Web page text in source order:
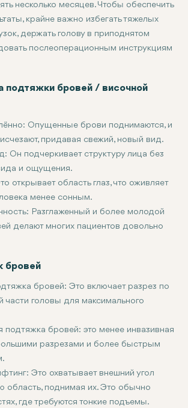
несколько месяцев. Чтобы обеспечить
крайне важно избегать тяжелых
держать голову в приподнятом
послеоперационным инструкциям
подтяжки бровей / височной
Опущенные брови поднимаются, и
придавая свежий, новый вид.
Он подчеркивает структуру лица без
и ощущения.
открывает область глаз, что оживляет
менее сонным.
Разглаженный и более молодой
делают многих пациентов довольно
бровей
бровей: Это включает разрез по
части головы для максимального
подтяжка бровей: это менее инвазивная
разрезами и более быстрым
Это охватывает внешний угол
область, поднимая их. Это обычно
где требуются тонкие подъемы.